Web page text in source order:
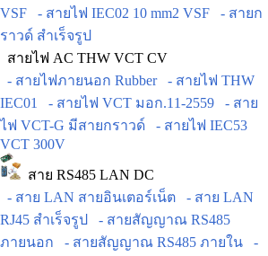
VSF
- สายไฟ IEC02 10 mm2 VSF
- สายก
ราวด์ สำเร็จรูป
สายไฟ AC THW VCT CV
- สายไฟภายนอก Rubber
- สายไฟ THW
IEC01
- สายไฟ VCT มอก.11-2559
- สาย
ไฟ VCT-G มีสายกราวด์
- สายไฟ IEC53
VCT 300V
สาย RS485 LAN DC
- สาย LAN สายอินเตอร์เน็ต
- สาย LAN
RJ45 สำเร็จรูป
- สายสัญญาณ RS485
ภายนอก
- สายสัญญาณ RS485 ภายใน
-